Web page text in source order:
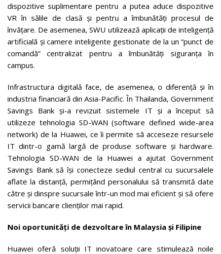
dispozitive suplimentare pentru a putea aduce dispozitive
VR în sălile de clasă și pentru a îmbunătăți procesul de
învățare. De asemenea, SWU utilizează aplicații de inteligență
artificială și camere inteligente gestionate de la un “punct de
comandă” centralizat pentru a îmbunătăți siguranța în
campus.
Infrastructura digitală face, de asemenea, o diferență și în
industria financiară din Asia-Pacific. În Thailanda, Government
Savings Bank și-a revizuit sistemele IT și a început să
utilizeze tehnologia SD-WAN (software defined wide-area
network) de la Huawei, ce îi permite să acceseze resursele
IT dintr-o gamă largă de produse software și hardware.
Tehnologia SD-WAN de la Huawei a ajutat Government
Savings Bank să își conecteze sediul central cu sucursalele
aflate la distanță, permițând personalului să transmită date
către și dinspre sucursale într-un mod mai eficient și să ofere
servicii bancare clienților mai rapid.
Noi oportunități de dezvoltare în Malaysia și Filipine
Huawei oferă soluții IT inovatoare care stimulează noile